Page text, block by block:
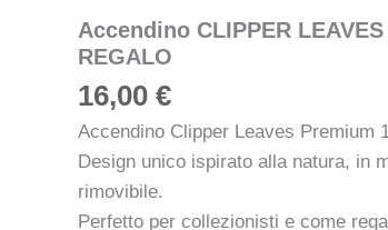
Accendino CLIPPER
REGALO
16,00€
Accendino Clipper Leaves Premium
Design unico ispirato alla natura, in
rimovibile.
Perfetto per collezionisti e come
LEAVES
PREMIUM
CON
CONFEZIONE
quantità